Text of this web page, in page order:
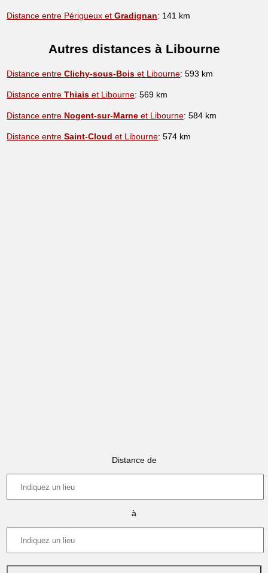
Distance entre Périgueux etGradignan: 141 km
Autres distances à Libourne
Distance entreClichy-sous-Bois et Libourne: 593 km
Distance entreThiais et Libourne: 569 km
Distance entre Nogent-sur-Marne et Libourne: 584 km
Distance entreSaint-Cloud et Libourne: 574 km
Distance de
à